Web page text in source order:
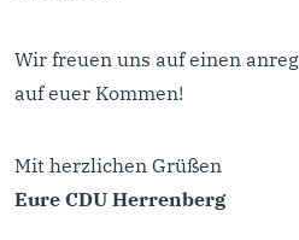
Wir freuen uns auf einen
auf euer Kommen!
Mit herzlichen Grüßen
Eure CDU Herrenberg